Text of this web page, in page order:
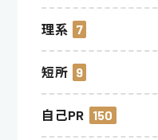
理系 7
短所 9
自己PR 150